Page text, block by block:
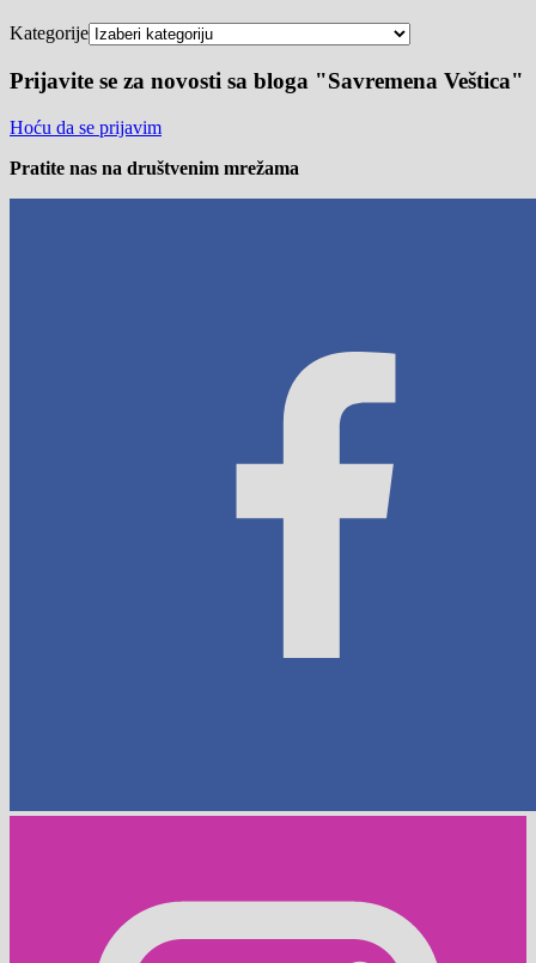
Kategorije
Prijavite se za novosti sa bloga "Savremena Veštica"
Hoću da se prijavim
Pratite nas na društvenim mrežama